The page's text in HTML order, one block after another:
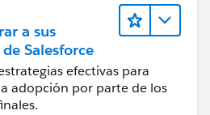
a sus
Salesforce
efectivas para
adopción por parte de los